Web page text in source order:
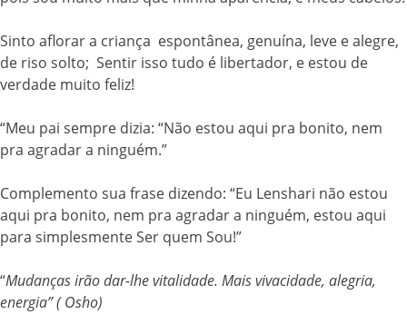
Sinto aflorar a criança espontânea, genuína, leve e alegre,
de riso solto; Sentir isso tudo é libertador, e estou de
verdade muito feliz!
“Meu pai sempre dizia: “Não estou aqui pra bonito, nem
pra agradar a ninguém.”
Complemento sua frase dizendo: “Eu Lenshari não estou
aqui pra bonito, nem pra agradar a ninguém, estou aqui
para simplesmente Ser quem Sou!”
“Mudanças irão dar-lhe vitalidade. Mais vivacidade, alegria,
energia” ( Osho)